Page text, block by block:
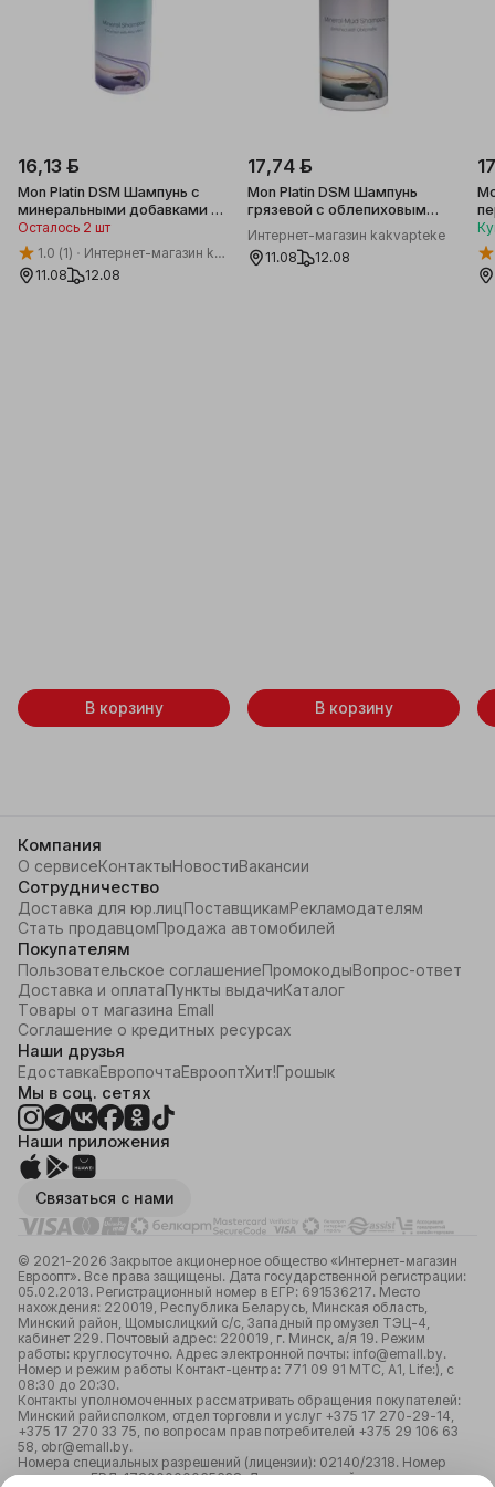
продукта.
16,13 ƃ
Mon Platin DSM Шампунь с
минеральными добавками из
мертвого моря, 500мл
Осталось 2 шт
1.0 (1)
Интернет-магазин kakvapteke
11.08
12.08
В корзину
17,74 ƃ
Mon Platin DSM Шампунь
грязевой с облепиховым
маслом , 500 мл
Интернет-магазин kakvapteke
11.08
12.08
В корзину
Компания
О сервисеКонтактыНовостиВакансии
Сотрудничество
Доставка для юр.лицПоставщикамРекламодателям
Стать продавцомПродажа автомобилей
Покупателям
Пользовательское соглашениеПромокодыВопрос-ответ
Доставка и оплатаПункты выдачиКаталог
Товары от магазина Emall
Соглашение о кредитных ресурсах
Наши друзья
ЕдоставкаЕвропочтаЕврооптХит!Грошык
Мы в соц. сетях
Наши приложения
Связаться с нами
© 2021-2026 Закрытое акционерное общество «Интернет-магазин
Евроопт». Все права защищены. Дата государственной регистрации:
05.02.2013. Регистрационный номер в ЕГР: 691536217. Место
нахождения: 220019, Республика Беларусь, Минская область,
Минский район, Щомыслицкий с/с, Западный промузел ТЭЦ-4,
кабинет 229. Почтовый адрес: 220019, г. Минск, а/я 19. Режим
работы: круглосуточно. Адрес электронной почты: info@emall.by.
Номер и режим работы Контакт-центра: 771 09 91 МТС, А1, Life:), с
08:30 до 20:30.
Контакты уполномоченных рассматривать обращения покупателей:
Минский райисполком, отдел торговли и услуг +375 17 270-29-14,
+375 17 270 33 75, по вопросам прав потребителей +375 29 106 63
58, obr@emall.by.
Номера специальных разрешений (лицензии): 02140/2318. Номер
лицензии в ЕРЛ: 17200000065638. Лицензирующий орган: